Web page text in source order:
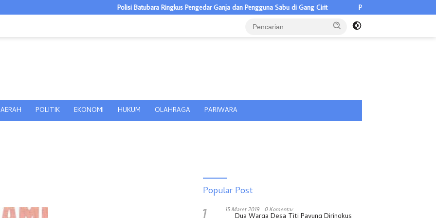
Polisi Batubara Ringkus Pengedar Ganja dan Pengguna Sabu di Gang Cirit Pilkades Pulau Rakyat Tua 5
POLITIK EKONOMI HUKUM OLAHRAGA PARIWARA
Popular Post
15 Maret 2019 0 Komentar